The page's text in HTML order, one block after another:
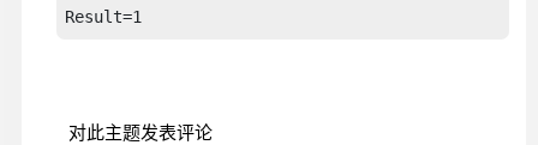
Result=1
对此主题发表评论